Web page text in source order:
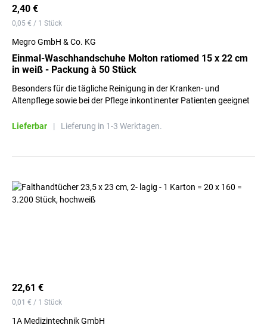
2,40 €
0,05 € / 1 Stück
Megro GmbH & Co. KG
Einmal-Waschhandschuhe Molton ratiomed 15 x 22 cm
in weiß - Packung à 50 Stück
Besonders für die tägliche Reinigung in der Kranken- und
Altenpflege sowie bei der Pflege inkontinenter Patienten geeignet
Lieferbar | Lieferung in 1-3 Werktagen.
22,61 €
0,01 € / 1 Stück
1A Medizintechnik GmbH